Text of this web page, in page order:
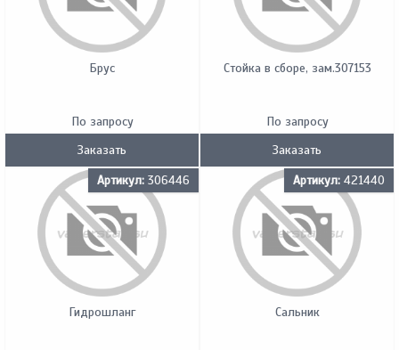
Брус
По запросу
Заказать
Стойка в сборе, зам.307153
По запросу
Заказать
Артикул: 306446
Гидрошланг
Артикул: 421440
Сальник